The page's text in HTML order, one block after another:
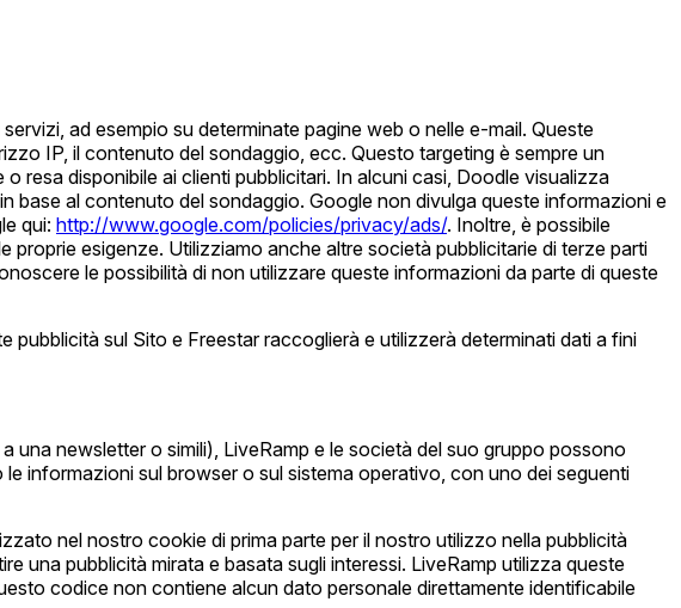
ad esempio su determinate pagine web o nelle e-mail. Queste
IP, il contenuto del sondaggio, ecc. Questo targeting è sempre un
resa disponibile ai clienti pubblicitari. In alcuni casi, Doodle visualizza
base al contenuto del sondaggio. Google non divulga queste informazioni e
qui: http://www.google.com/policies/privacy/ads/. Inoltre, è possibile
proprie esigenze. Utilizziamo anche altre società pubblicitarie di terze parti
le possibilità di non utilizzare queste informazioni da parte di queste
sul Sito e Freestar raccoglierà e utilizzerà determinati dati a fini
newsletter o simili), LiveRamp e le società del suo gruppo possono
informazioni sul browser o sul sistema operativo, con uno dei seguenti
nel nostro cookie di prima parte per il nostro utilizzo nella pubblicità
una pubblicità mirata e basata sugli interessi. LiveRamp utilizza queste
codice non contiene alcun dato personale direttamente identificabile